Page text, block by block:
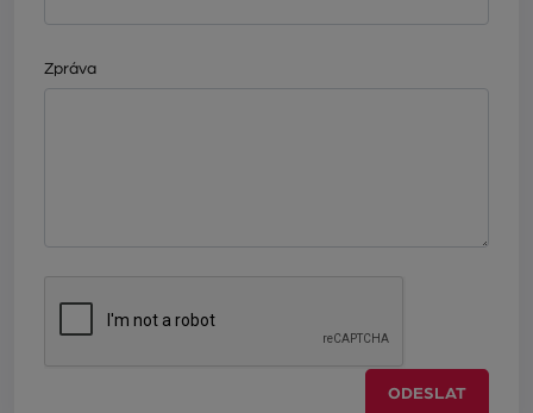
Zpráva
ODESLAT